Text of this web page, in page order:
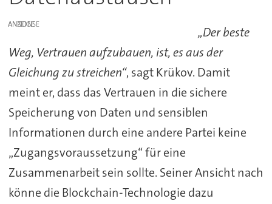
ANZEIGE
„Der beste
Weg, Vertrauen aufzubauen, ist, es aus der
Gleichung zu streichen“, sagt Krükov. Damit
meint er, dass das Vertrauen in die sichere
Speicherung von Daten und sensiblen
Informationen durch eine andere Partei keine
„Zugangsvoraussetzung“ für eine
Zusammenarbeit sein sollte. Seiner Ansicht nach
könne die Blockchain-Technologie dazu